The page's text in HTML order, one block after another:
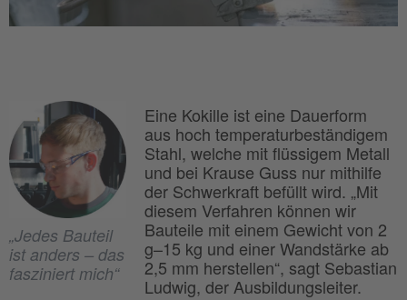
„Jedes Bauteil
ist anders – das
fasziniert mich“
Eine Kokille ist eine Dauerform
aus hoch temperaturbeständigem
Stahl, welche mit flüssigem Metall
und bei Krause Guss nur mithilfe
der Schwerkraft befüllt wird. „Mit
diesem Verfahren können wir
Bauteile mit einem Gewicht von 2
g–15 kg und einer Wandstärke ab
2,5 mm herstellen“, sagt Sebastian
Ludwig, der Ausbildungsleiter.